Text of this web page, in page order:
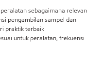
sebagaimana relevan
pengambilan sampel dan
praktik terbaik
untuk peralatan, frekuensi